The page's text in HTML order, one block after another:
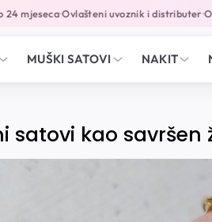
mjeseca•Ovlašteni uvoznik i distributer•
MUŠKI SATOVI NAKIT
satovi kao savršen